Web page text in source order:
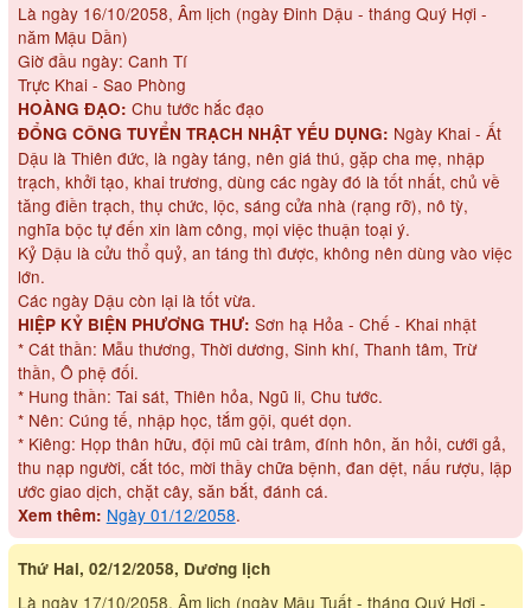
Là ngày 16/10/2058, Âm lịch (ngày Đinh Dậu - tháng Quý Hợi -
năm Mậu Dần)
Giờ đầu ngày: Canh Tí
Trực Khai - Sao Phòng
HOÀNG ĐẠO: Chu tước hắc đạo
ĐỔNG CÔNG TUYỂN TRẠCH NHẬT YẾU DỤNG: Ngày Khai - Ất
Dậu là Thiên đức, là ngày táng, nên giá thú, gặp cha mẹ, nhập
trạch, khởi tạo, khai trương, dùng các ngày đó là tốt nhất, chủ về
tăng điền trạch, thụ chức, lộc, sáng cửa nhà (rạng rỡ), nô tỳ,
nghĩa bộc tự đến xin làm công, mọi việc thuận toại ý.
Kỷ Dậu là cửu thổ quỷ, an táng thì được, không nên dùng vào việc
lớn.
Các ngày Dậu còn lại là tốt vừa.
HIỆP KỶ BIỆN PHƯƠNG THƯ: Sơn hạ Hỏa - Chế - Khai nhật
* Cát thần: Mẫu thương, Thời dương, Sinh khí, Thanh tâm, Trừ
thần, Ô phệ đối.
* Hung thần: Tai sát, Thiên hỏa, Ngũ li, Chu tước.
* Nên: Cúng tế, nhập học, tắm gội, quét dọn.
* Kiêng: Họp thân hữu, đội mũ cài trâm, đính hôn, ăn hỏi, cưới gả,
thu nạp người, cắt tóc, mời thầy chữa bệnh, đan dệt, nấu rượu, lập
ước giao dịch, chặt cây, săn bắt, đánh cá.
Xem thêm: Ngày 01/12/2058.
Thứ Hai, 02/12/2058, Dương lịch
Là ngày 17/10/2058, Âm lịch (ngày Mậu Tuất - tháng Quý Hợi -